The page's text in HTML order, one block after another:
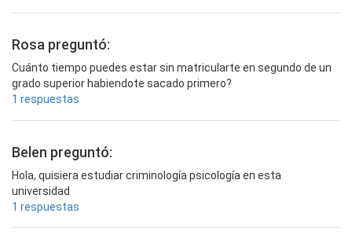
Rosa preguntó:
Cuánto tiempo puedes estar sin matricularte en segundo de un
grado superior habiendote sacado primero?
1 respuestas
Belen preguntó:
Hola, quisiera estudiar criminología psicología en esta
universidad
1 respuestas